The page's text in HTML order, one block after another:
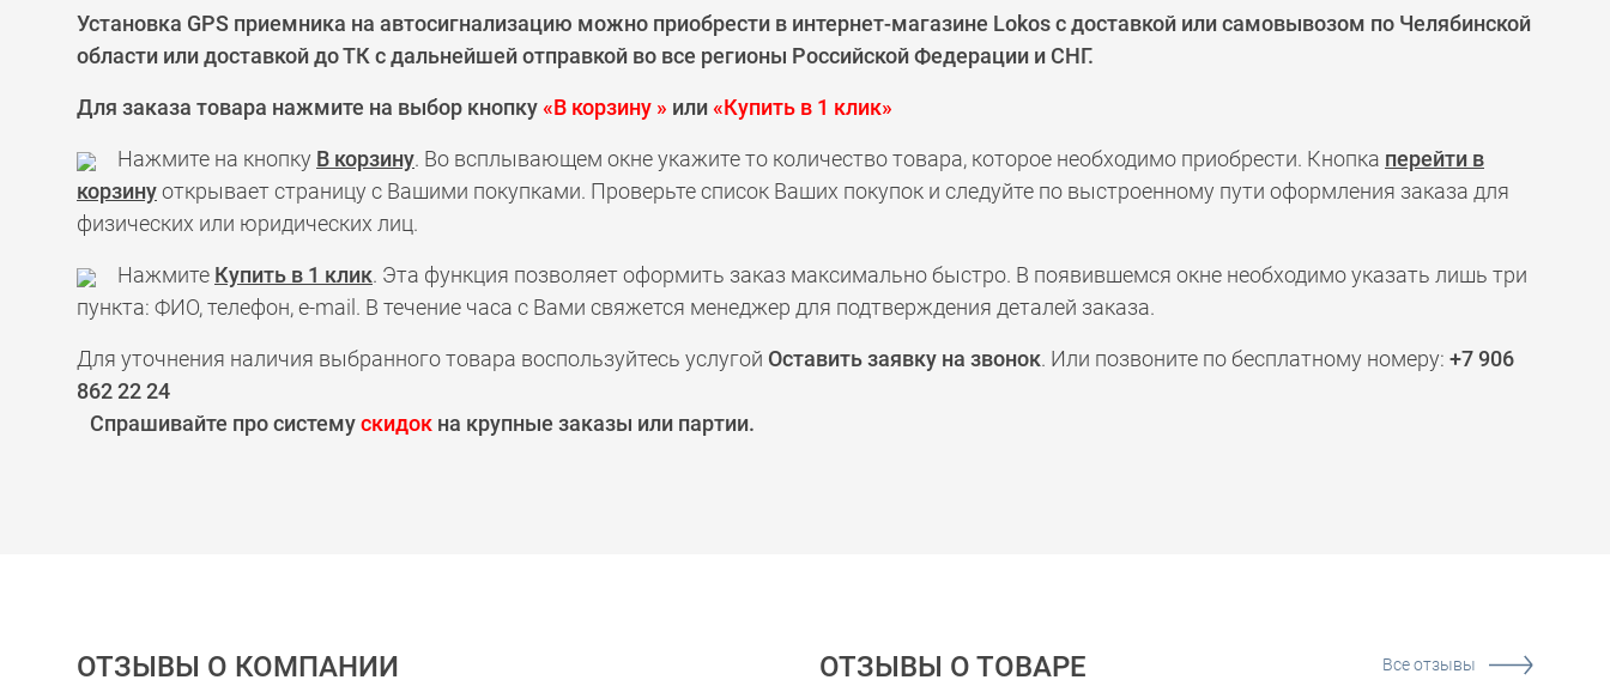
Установка GPS приемника на автосигнализацию можно приобрести в интернет-магазине Lokos с доставкой или самовывозом по Челябинской
области или доставкой до ТК с дальнейшей отправкой во все регионы Российской Федерации и СНГ.
Для заказа товара нажмите на выбор кнопку«В корзину » или«Купить в 1 клик»
Нажмите на кнопку В корзину. Во всплывающем окне укажите то количество товара, которое необходимо приобрести. Кнопка перейти в
корзинуоткрывает страницу с Вашими покупками. Проверьте список Ваших покупок и следуйте по выстроенному пути оформления заказа для
физических или юридических лиц.
Нажмите Купить в 1 клик. Эта функция позволяет оформить заказ максимально быстро. В появившемся окне необходимо указать лишь три
пункта: ФИО, телефон, e-mail. В течение часа с Вами свяжется менеджер для подтверждения деталей заказа.
Для уточнения наличия выбранного товара воспользуйтесь услугой Оставить заявку на звонок. Или позвоните по бесплатному номеру: +7 906
862 22 24
Спрашивайте про системускидок на крупные заказы или партии.
ОТЗЫВЫ О КОМПАНИИ ОТЗЫВЫ О ТОВАРЕ Все отзывы